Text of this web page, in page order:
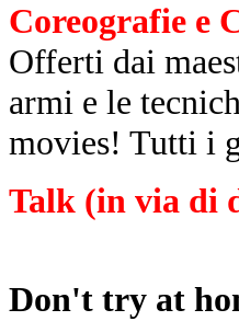
Coreografie e
Offerti dai
armi e le
movies! Tutti i
Talk (in via di
Don't try at